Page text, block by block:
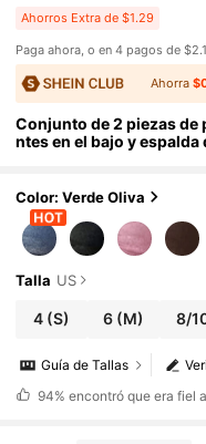
Ahorros Extra de $1.29
Paga ahora, o en 4 pagos de
Ahorra
Conjunto de 2 piezas de
ntes en el bajo y
Color: Verde Oliva
Talla US
4 (S) 6 (M) 8/
Guía de Tallas
94% encontró que era fiel